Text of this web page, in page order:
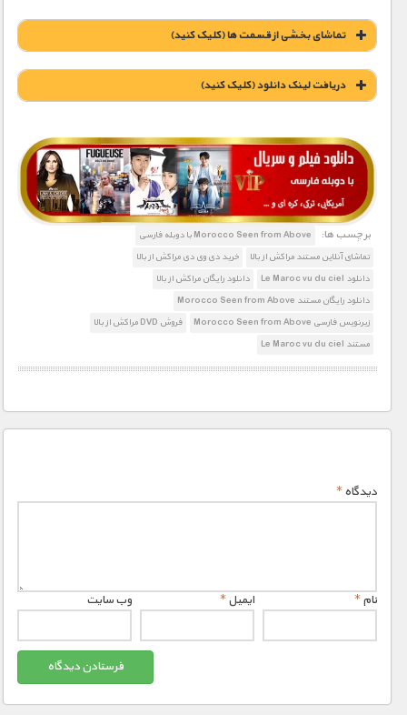
تماشای بخشی از قسمت ها (کلیک کنید)
دریافت لينک دانلود (کليک کنيد)
1900 تومان – دانلود قسمت 1 (افزودن به سبد خريد)
1900 تومان – دانلود قسمت 2 (افزودن به سبد خريد)
برچسب ها:
Morocco Seen from Above با دوبله فارسی
تماشای آنلاین مستند مراکش از بالا
خرید دی وی دی مراکش از بالا
دانلود Le Maroc vu du ciel
دانلود رایگان مراکش از بالا
دانلود رایگان مستند Morocco Seen from Above
زیرنویس فارسی Morocco Seen from Above
فروش DVD مراکش از بالا
مستند Le Maroc vu du ciel
دیدگاه*
نام* ایمیل* وب‌ سایت